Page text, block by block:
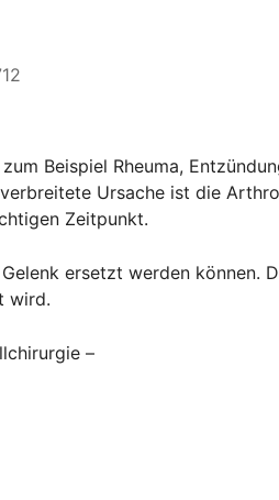
Beispiel Rheuma,
Ursache ist die
Zeitpunkt.
ersetzt werden können.
wird.
–